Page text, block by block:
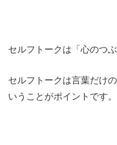
セルフトークは「心のつぶ
セルフトークは言葉だけ
いうことがポイントです。